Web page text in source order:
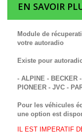
EN SAVOIR
Module de
votre autoradio
Existe pour
- ALPINE - BECKER
PIONEER - JVC -
Pour les véhicules
une option est
IL EST IMPERATIF